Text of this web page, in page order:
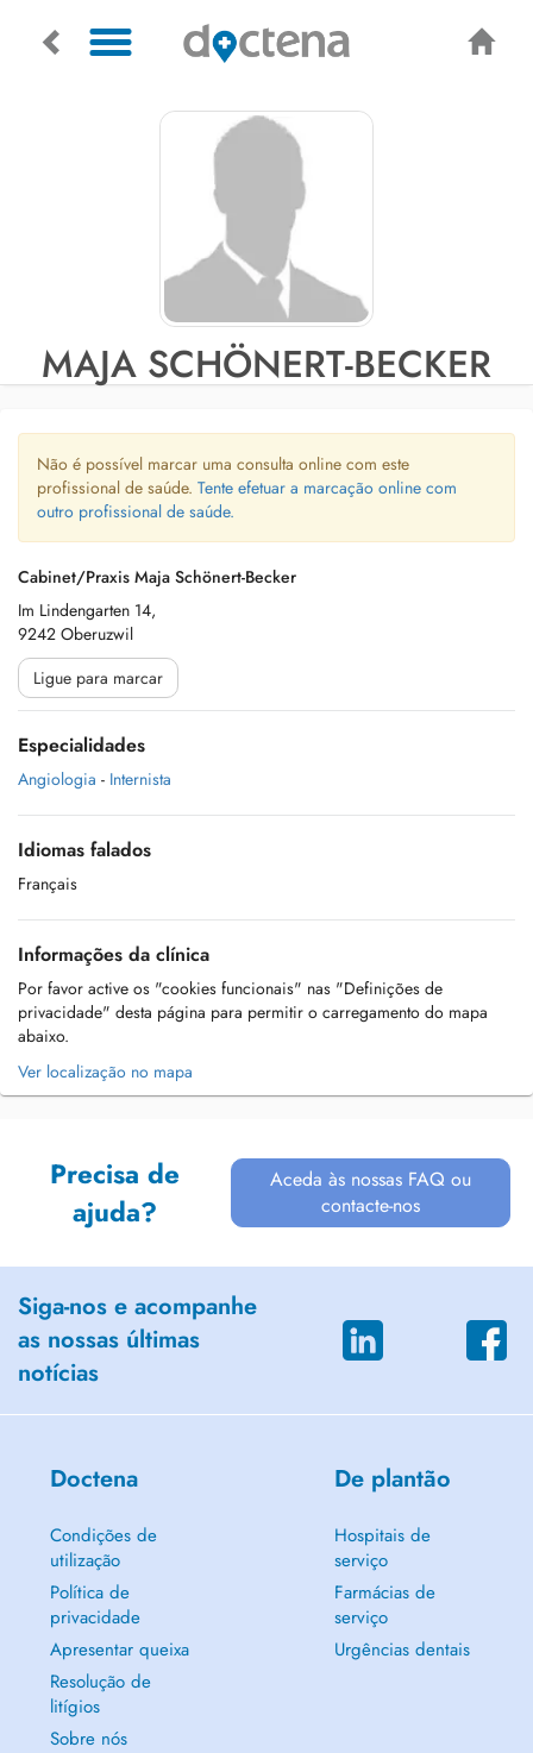
MAJA SCHÖNERT-BECKER
Não é possível marcar uma consulta online com este
profissional de saúde. Tente efetuar a marcação online com
outro profissional de saúde.
Cabinet/Praxis Maja Schönert-Becker
Im Lindengarten 14,
9242 Oberuzwil
Ligue para marcar
Especialidades
Angiologia - Internista
Idiomas falados
Français
Informações da clínica
Por favor active os "cookies funcionais" nas "Definições de
privacidade" desta página para permitir o carregamento do mapa
abaixo.
Ver localização no mapa
Precisa de
ajuda?
Aceda às nossas FAQ ou
contacte-nos
Siga-nos e acompanhe
as nossas últimas
notícias
Doctena
Condições de
utilização
Política de
privacidade
Apresentar queixa
Resolução de
litígios
Sobre nós
De plantão
Hospitais de
serviço
Farmácias de
serviço
Urgências dentais